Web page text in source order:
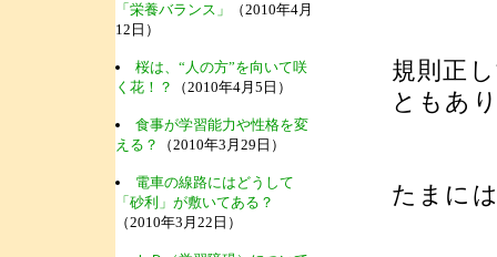
「栄養バランス」
（2010年4月
12日）
桜は、“人の方”を向いて咲
く花！？
（2010年4月5日）
食事が学習能力や性格を変
える？
（2010年3月29日）
電車の線路にはどうして
「砂利」が敷いてある？
（2010年3月22日）
規則正
ともあ
たまに